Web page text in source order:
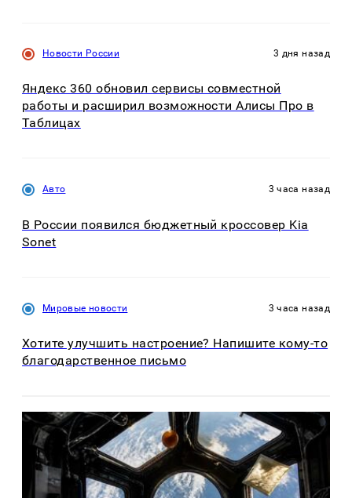
Новости России 3 дня назад
Яндекс 360 обновил сервисы совместной
работы и расширил возможности Алисы Про в
Таблицах
Авто 3 часа назад
В России появился бюджетный кроссовер Kia
Sonet
Мировые новости 3 часа назад
Хотите улучшить настроение? Напишите кому-то
благодарственное письмо